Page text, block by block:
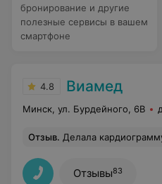
бронирование и другие
полезные сервисы в вашем
смартфоне
4.8 Виамед
Минск, ул. Бурдейного, 6В
Отзыв. Делала кардиограмму
Отзывы83